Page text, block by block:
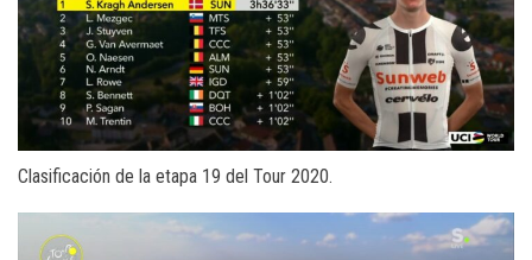
Clasificación de la etapa 19 del Tour 2020.